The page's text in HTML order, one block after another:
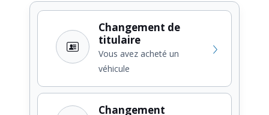
Changement de
titulaire
Vous avez acheté un
véhicule
Changement